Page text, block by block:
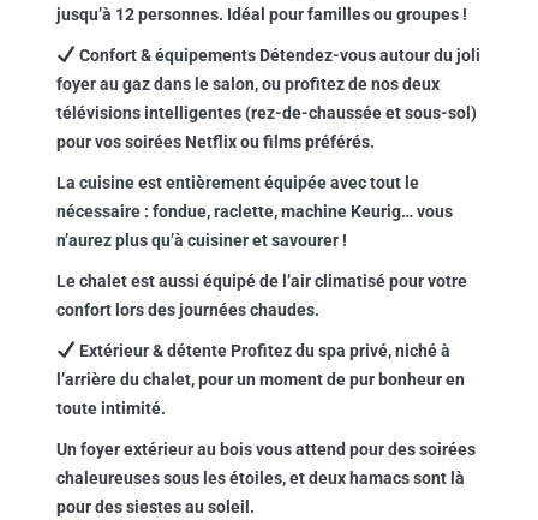
jusqu’à 12 personnes. Idéal pour familles ou groupes !
Confort & équipements Détendez-vous autour du joli
foyer au gaz dans le salon, ou profitez de nos deux
télévisions intelligentes (rez-de-chaussée et sous-sol)
pour vos soirées Netflix ou films préférés.
La cuisine est entièrement équipée avec tout le
nécessaire : fondue, raclette, machine Keurig… vous
n’aurez plus qu’à cuisiner et savourer !
Le chalet est aussi équipé de l’air climatisé pour votre
confort lors des journées chaudes.
Extérieur & détente Profitez du spa privé, niché à
l’arrière du chalet, pour un moment de pur bonheur en
toute intimité.
Un foyer extérieur au bois vous attend pour des soirées
chaleureuses sous les étoiles, et deux hamacs sont là
pour des siestes au soleil.